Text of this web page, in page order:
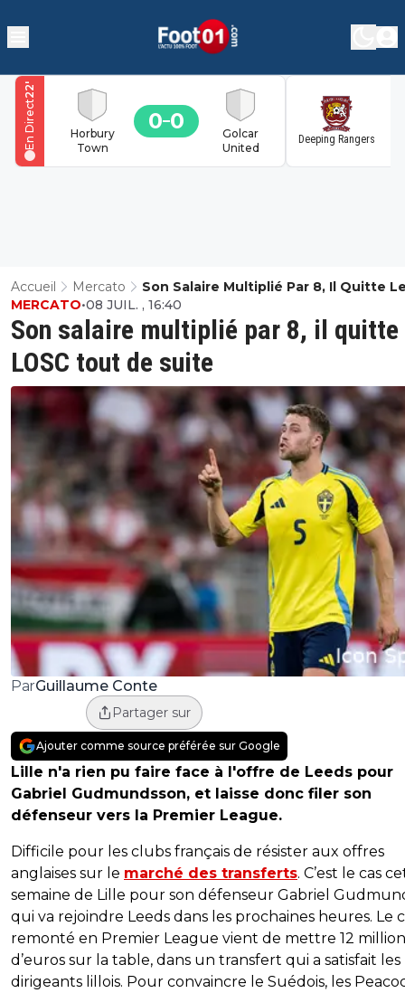
Horbury
Town
0 0
Golcar
United
22
'
En Direct Deeping Rangers
Accueil Mercato
Son Salaire Multiplié Par 8, Il Quitte
LOSC Tout De Suite
Son salaire multiplié par 8, il quitte
LOSC tout de suite
MERCATO•08 JUIL. , 16:40
ParGuillaume Conte
Partager sur
Ajouter comme source préférée sur Google
Lille n'a rien pu faire face à l'offre de Leeds pour
Gabriel Gudmundsson, et laisse donc filer son
défenseur vers la Premier League.
Difficile pour les clubs français de résister aux offres
anglaises sur le marché des transferts. C’est le cas
semaine de Lille pour son défenseur Gabriel
qui va rejoindre Leeds dans les prochaines heures. Le
remonté en Premier League vient de mettre 12
d’euros sur la table, dans un transfert qui a satisfait les
dirigeants lillois. Pour convaincre le Suédois, les